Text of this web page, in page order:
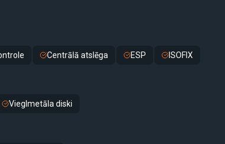
Centrālā atslēga ESP ISOFIX
Vieglmetāla diski